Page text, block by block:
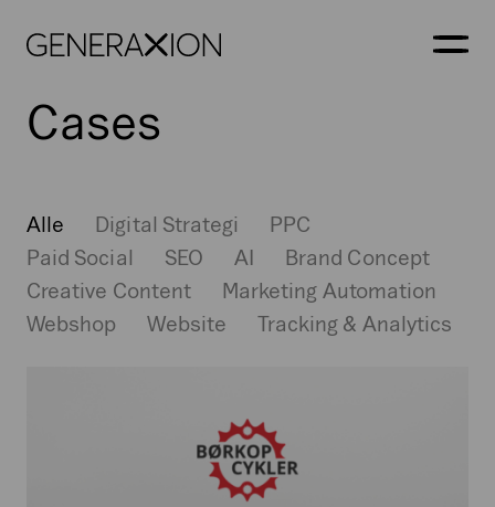
Generaxion
Cases
Alle Digital Strategi
PPC
Paid Social
SEO AI
Brand Concept
Creative Content
Marketing Automation
Webshop
Website Tracking & Analytics